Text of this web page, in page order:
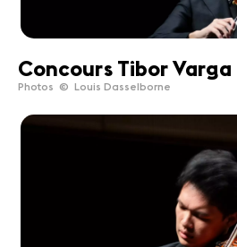
Concours Tibor Varga
Photos © Louis Dasselborne